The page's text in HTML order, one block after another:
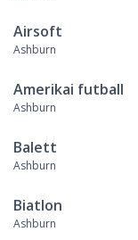
Airsoft
Ashburn
Amerikai futball
Ashburn
Balett
Ashburn
Biatlon
Ashburn